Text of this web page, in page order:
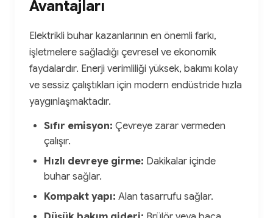
Avantajları
Elektrikli buhar kazanlarının en önemli farkı,
işletmelere sağladığı çevresel ve ekonomik
faydalardır. Enerji verimliliği yüksek, bakımı kolay
ve sessiz çalıştıkları için modern endüstride hızla
yaygınlaşmaktadır.
Sıfır emisyon: Çevreye zarar vermeden
çalışır.
Hızlı devreye girme: Dakikalar içinde
buhar sağlar.
Kompakt yapı: Alan tasarrufu sağlar.